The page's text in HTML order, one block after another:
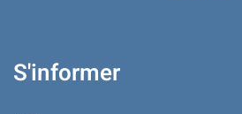
S'informer